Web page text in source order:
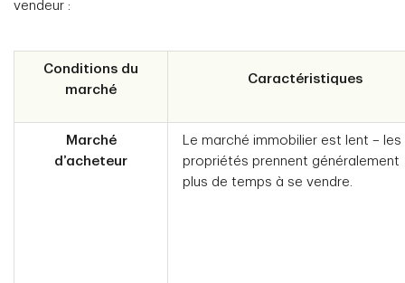
vendeur :
Conditions du
marché
Caractéristiques
Marché
d’acheteur
Le marché immobilier est lent – les
propriétés prennent généralement
plus de temps à se vendre.